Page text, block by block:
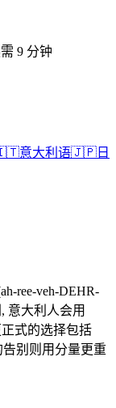
9 分钟
意大利语🇯🇵 日
ree-veh-DEHR-
意大利人会用
式的选择包括
告别则用分量更重